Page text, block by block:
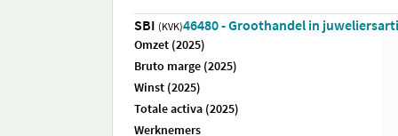
SBI (KVK)46480 - Groothandel in
Omzet (2025)
Bruto marge (2025)
Winst (2025)
Totale activa (2025)
Werknemers